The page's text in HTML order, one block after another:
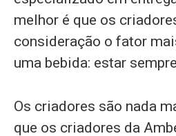
melhor é que os
consideração o fator
uma bebida: estar
Os criadores são nada
que os criadores da